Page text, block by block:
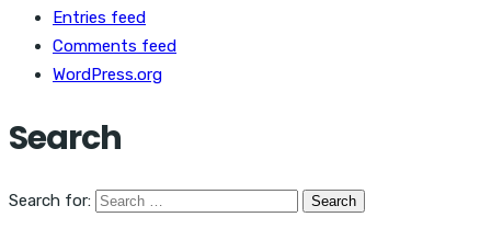
Entries feed
Comments feed
WordPress.org
Search
Search for: